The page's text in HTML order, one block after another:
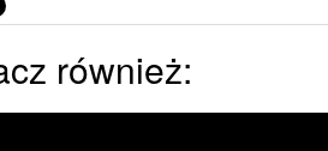
również: